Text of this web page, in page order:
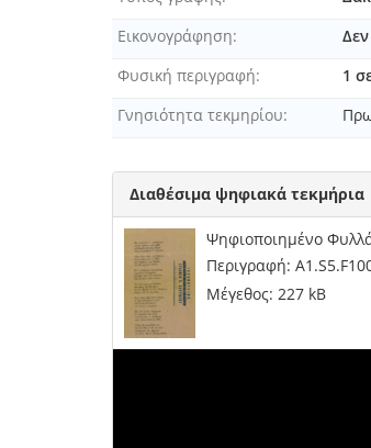
[Φυλλάδιο]
[Φυλλάδιο]
[Φυλλάδιο]
[Φυλλάδιο]
[Φάκελος]
[Φάκελος]
[Φάκελος]
[Σειρά] Α1.Σ6-
[Σειρά] Α1.Σ7-
Εικονογράφηση
Φυσική περιγραφή
1
Γνησιότητα τεκμηρίου
Διαθέσιμα ψηφιακά τεκμήρια
Ψηφιοποιημένο
Περιγραφή:
Μέγεθος: 227 kB